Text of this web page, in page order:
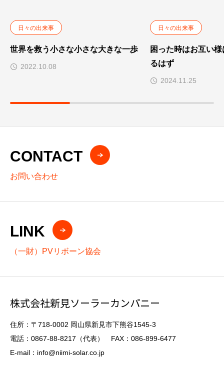
日々の出来事
世界を救う小さな小さな大きな一歩
2022.10.08
日々の出来事
困った時はお互い
るはず
2024.11.25
CONTACT
お問い合わせ
LINK
（一財）PVリボーン協会
株式会社新見ソーラーカンパニー
住所：〒718-0002 岡山県新見市下熊谷1545-3
電話：0867-88-8217（代表） FAX：086-899-6477
E-mail：info@niimi-solar.co.jp